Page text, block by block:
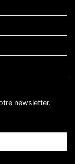
newsletter.